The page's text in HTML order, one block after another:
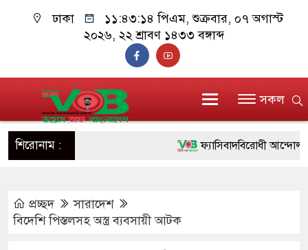
ঢাকা ১১:৪৩:১৪ পিএম, শুক্রবার, ০৭ অগাস্ট
২০২৬, ২২ শ্রাবণ ১৪৩৩ বঙ্গাব্দ
সকল
শিরোনাম : ফ্যাসিবাদবিরোধী আন্দোলনে
প্রচ্ছদ
সারাদেশ
বিদেশি পিস্তলসহ অস্ত্র ব্যবসায়ী আটক